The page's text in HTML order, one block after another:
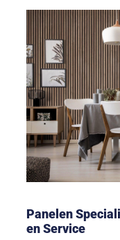
Panelen
en Service